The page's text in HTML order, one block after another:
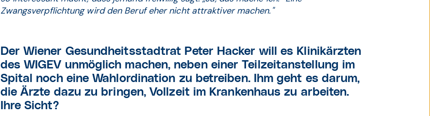
Zwangsverpflichtung wird den Beruf eher nicht attraktiver machen."
Der Wiener Gesundheitsstadtrat Peter Hacker will es Klinikärzten
des WIGEV unmöglich machen, neben einer Teilzeitanstellung im
Spital noch eine Wahlordination zu betreiben. Ihm geht es darum,
die Ärzte dazu zu bringen, Vollzeit im Krankenhaus zu arbeiten.
Ihre Sicht?